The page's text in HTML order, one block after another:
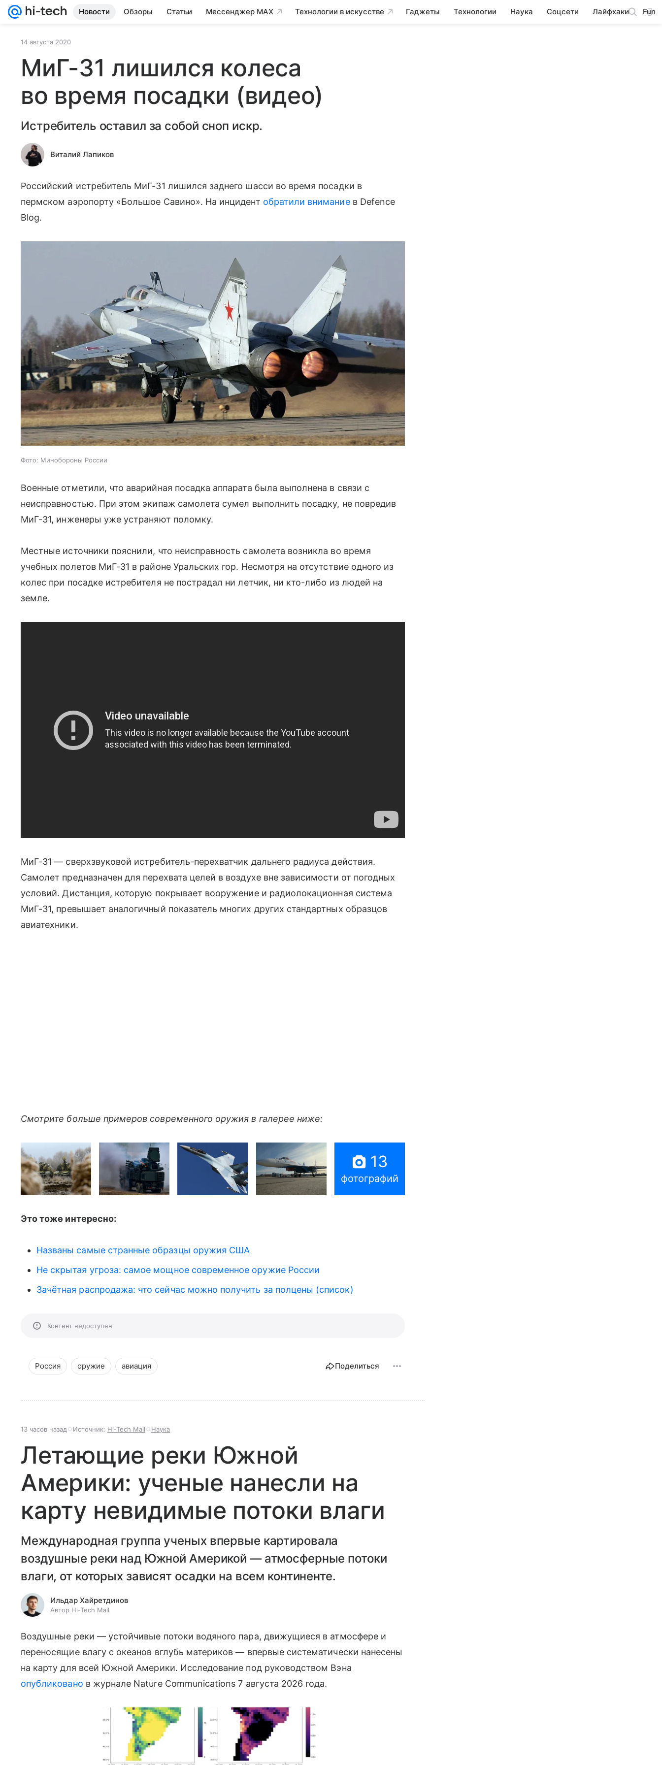
Новости Обзоры Статьи Мессенджер MAX Технологии в искусстве Гаджеты Технологии Наука Соцсети Лайфхаки Fun
14 августа 2020
МиГ-31 лишился колеса
во время посадки (видео)
Истребитель оставил за собой сноп искр.
Виталий Лапиков
Российский истребитель МиГ-31 лишился заднего шасси во время посадки в
пермском аэропорту «Большое Савино». На инцидент обратили вниманиев Defence
Blog.
Фото: Минобороны России
Военные отметили, что аварийная посадка аппарата была выполнена в связи с
неисправностью. При этом экипаж самолета сумел выполнить посадку, не повредив
МиГ-31, инженеры уже устраняют поломку.
Местные источники пояснили, что неисправность самолета возникла во время
учебных полетов МиГ-31 в районе Уральских гор. Несмотря на отсутствие одного из
колес при посадке истребителя не пострадал ни летчик, ни кто-либо из людей на
земле.
МиГ-31 — сверхзвуковой истребитель-перехватчик дальнего радиуса действия.
Самолет предназначен для перехвата целей в воздухе вне зависимости от погодных
условий. Дистанция, которую покрывает вооружение и радиолокационная система
МиГ-31, превышает аналогичный показатель многих других стандартных образцов
авиатехники.
Смотрите больше примеров современного оружия в галерее ниже:
13
фотографий
Это тоже интересно:
Названы самые странные образцы оружия США
Не скрытая угроза: самое мощное современное оружие России
Зачётная распродажа: что сейчас можно получить за полцены (список)
Контент недоступен
Россия оружие авиация Поделиться
13 часов назад Источник: Hi-Tech Mail Наука
Летающие реки Южной
Америки: ученые нанесли на
карту невидимые потоки влаги
Международная группа ученых впервые картировала
воздушные реки над Южной Америкой — атмосферные потоки
влаги, от которых зависят осадки на всем континенте.
Ильдар Хайретдинов
Автор Hi-Tech Mail
Воздушные реки — устойчивые потоки водяного пара, движущиеся в атмосфере и
переносящие влагу с океанов вглубь материков — впервые систематически нанесены
на карту для всей Южной Америки. Исследование под руководством Вэна
опубликовано в журнале Nature Communications 7 августа 2026 года.